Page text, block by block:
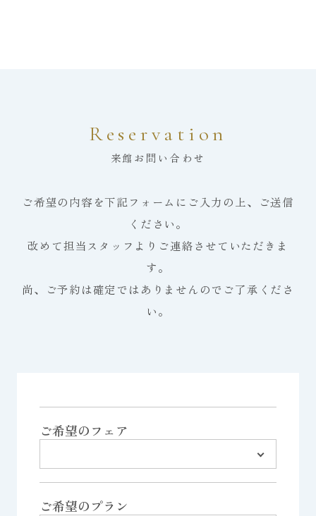
Reservation
来館お問い合わせ
ご希望の内容を下記フォームにご入力の上、ご送信
ください。
改めて担当スタッフよりご連絡させていただきま
す。
尚、ご予約は確定ではありませんのでご了承くださ
い。
ご希望のフェア
ご希望のプラン